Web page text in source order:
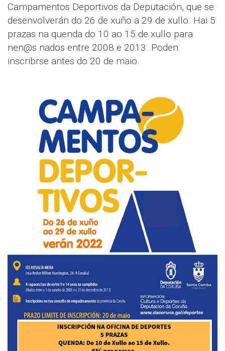
Campamentos Deportivos da Deputación, que se
desenvolverán do 26 de xuño a 29 de xullo. Hai 5
prazas na quenda do 10 ao 15 de xullo para
nen@s nados entre 2008 e 2013. Poden
inscribrse antes do 20 de maio.